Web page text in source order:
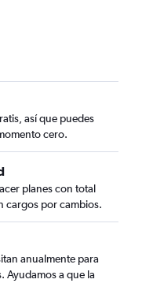
así que puedes
cero.
planes con total
cargos por cambios.
anualmente para
Ayudamos a que la